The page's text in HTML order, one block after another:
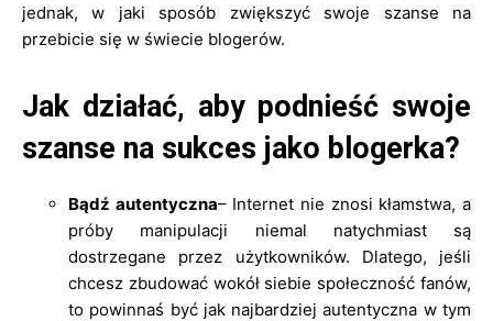
jednak, w jaki sposób zwiększyć swoje szanse na
przebicie się w świecie blogerów.
Jak działać, aby podnieść swoje
szanse na sukces jako blogerka?
Bądź autentyczna– Internet nie znosi kłamstwa, a
próby manipulacji niemal natychmiast są
dostrzegane przez użytkowników. Dlatego, jeśli
chcesz zbudować wokół siebie społeczność fanów,
to powinnaś być jak najbardziej autentyczna w tym